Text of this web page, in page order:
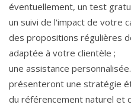
éventuellement, un test
un suivi de l'impact de votre
des propositions régulières
adaptée à votre clientèle ;
une assistance
présenteront une stratégie
du référencement naturel et